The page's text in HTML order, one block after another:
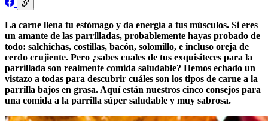
La carne llena tu estómago y da energía a tus músculos. Si eres
un amante de las parrilladas, probablemente hayas probado de
todo: salchichas, costillas, bacón, solomillo, e incluso oreja de
cerdo crujiente. Pero ¿sabes cuales de tus exquisiteces para la
parrillada son realmente comida saludable? Hemos echado un
vistazo a todas para descubrir cuáles son los tipos de carne a la
parrilla bajos en grasa. Aquí están nuestros cinco consejos para
una comida a la parrilla súper saludable y muy sabrosa.